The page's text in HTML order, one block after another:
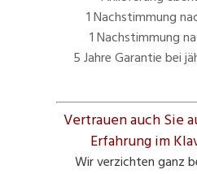
1 Nachstimmung
1 Nachstimmung
5 Jahre Garantie bei
Vertrauen auch Sie
Erfahrung im
Wir verzichten ganz